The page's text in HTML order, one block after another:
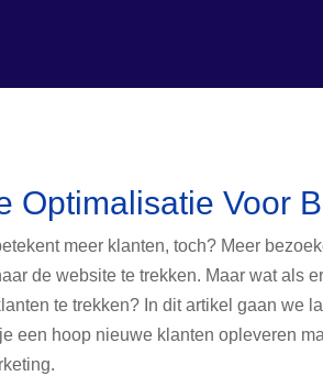
Optimalisatie Voor
meer klanten, toch? Meer
de website te trekken. Maar wat als
te trekken? In dit artikel gaan we
een hoop nieuwe klanten opleveren